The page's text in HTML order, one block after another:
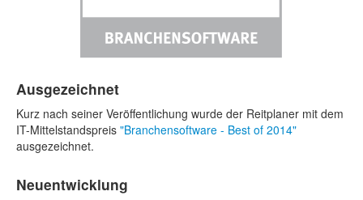
Ausgezeichnet
Kurz nach seiner Veröffentlichung wurde der Reitplaner mit dem
IT-Mittelstandspreis "Branchensoftware - Best of 2014"
ausgezeichnet.
Neuentwicklung